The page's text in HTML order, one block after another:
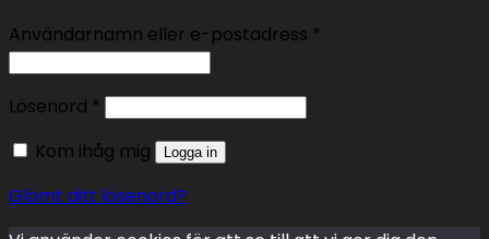
Användarnamn eller e-postadress *
Lösenord *
Kom ihåg mig
Logga in
Glömt ditt lösenord?